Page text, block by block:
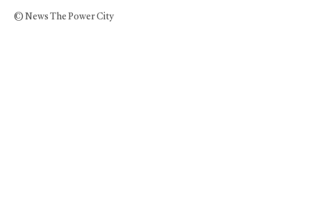
© News The Power City